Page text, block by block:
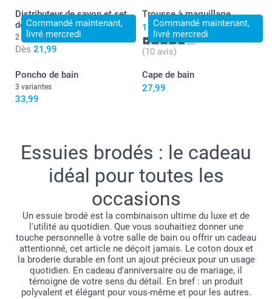
Commandé maintenant,
livré mercredi
Distributeur de savon et set
de salle de bain
2 variantes
Dès 21,99
Commandé maintenant,
livré mercredi
Trousse à maquillage
18,99
(10 avis)
Poncho de bain
3 variantes
33,99
Cape de bain
27,99
Essuies brodés : le cadeau
idéal pour toutes les
occasions
Un essuie brodé est la combinaison ultime du luxe et de
l'utilité au quotidien. Que vous souhaitiez donner une
touche personnelle à votre salle de bain ou offrir un cadeau
attentionné, cet article ne déçoit jamais. Le coton doux et
la broderie durable en font un ajout précieux pour un usage
quotidien. En cadeau d'anniversaire ou de mariage, il
témoigne de votre sens du détail. En bref : un produit
polyvalent et élégant pour vous-même et pour les autres.